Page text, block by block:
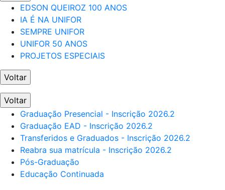
EDSON QUEIROZ 100 ANOS
IA É NA UNIFOR
SEMPRE UNIFOR
UNIFOR 50 ANOS
PROJETOS ESPECIAIS
Voltar
Voltar
Graduação Presencial - Inscrição 2026.2
Graduação EAD - Inscrição 2026.2
Transferidos e Graduados - Inscrição 2026.2
Reabra sua matrícula - Inscrição 2026.2
Pós-Graduação
Educação Continuada